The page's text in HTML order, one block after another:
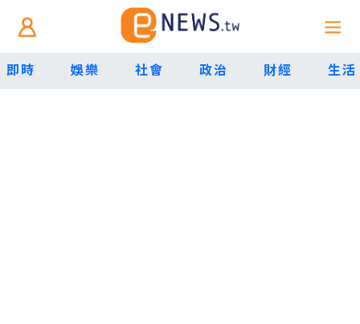
即時 娛樂 社會 政治 財經 生活